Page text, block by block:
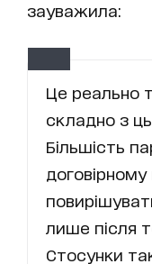
зауважила:
Це реально
складно з
Більшість
лише після
Стосунки